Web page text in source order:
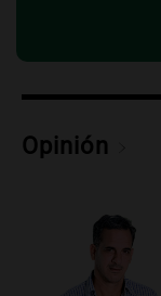
Audio.Se
ordenó
Desayuno de
Opinión